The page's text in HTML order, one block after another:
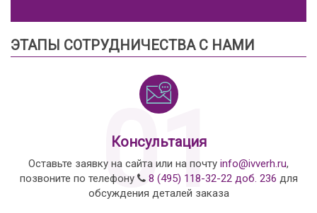
ЭТАПЫ СОТРУДНИЧЕСТВА С НАМИ
01
Консультация
Оставьте заявку на сайта или на почту info@ivverh.ru,
позвоните по телефону
8 (495) 118-32-22 доб. 236 для
обсуждения деталей заказа